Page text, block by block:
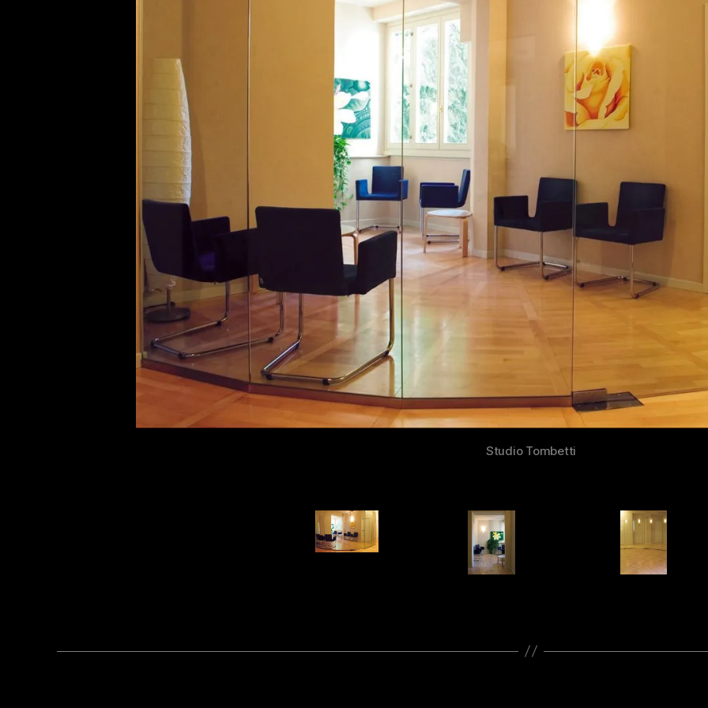
Studio Tombetti